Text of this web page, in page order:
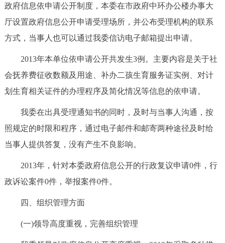
政府信息依申请公开制度，本委在市政府中环办公楼办事大
厅设置政府信息公开申请受理场所，并公布受理机构的联系
方式，当事人也可以通过我委信访电子邮箱提出申请。
2013年本单位依申请公开共发生3例。主要内容是关于社
会抚养费征收数额及用途、补办二孩生育服务证实例、对计
划生育相关证件的办理程序及简化情况等信息的依申请。
我委在出具受理通知书的同时，及时与当事人沟通，按
照规定的时限和程序，通过电子邮件和邮寄两种途径及时给
当事人提供答复，没有产生不良影响。
2013年，针对本委政府信息公开的行政复议申请0件，行
政诉讼案件0件，举报案件0件。
四、组织管理方面
(一)领导高度重视，完善组织管理